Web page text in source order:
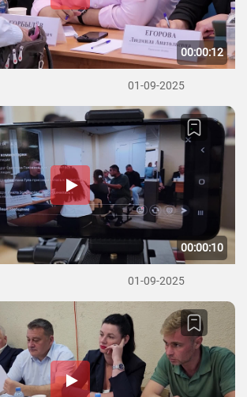
00:00:12
01-09-2025
00:00:10
01-09-2025